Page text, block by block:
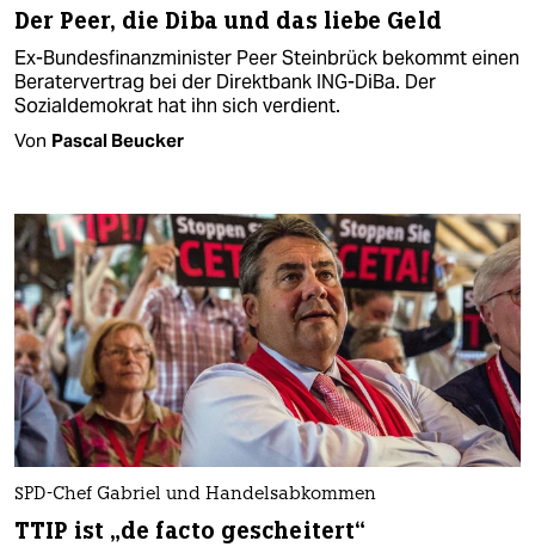
Der Peer, die Diba und das liebe Geld
Ex-Bundesfinanzminister Peer Steinbrück bekommt einen
Beratervertrag bei der Direktbank ING-DiBa. Der
Sozialdemokrat hat ihn sich verdient.
Von Pascal Beucker
SPD-Chef Gabriel und Handelsabkommen
TTIP ist „de facto gescheitert“